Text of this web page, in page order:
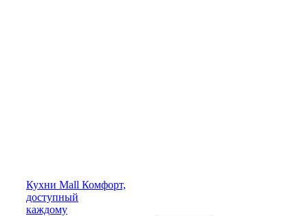
Кухни Mall Комфорт,
доступный
каждому